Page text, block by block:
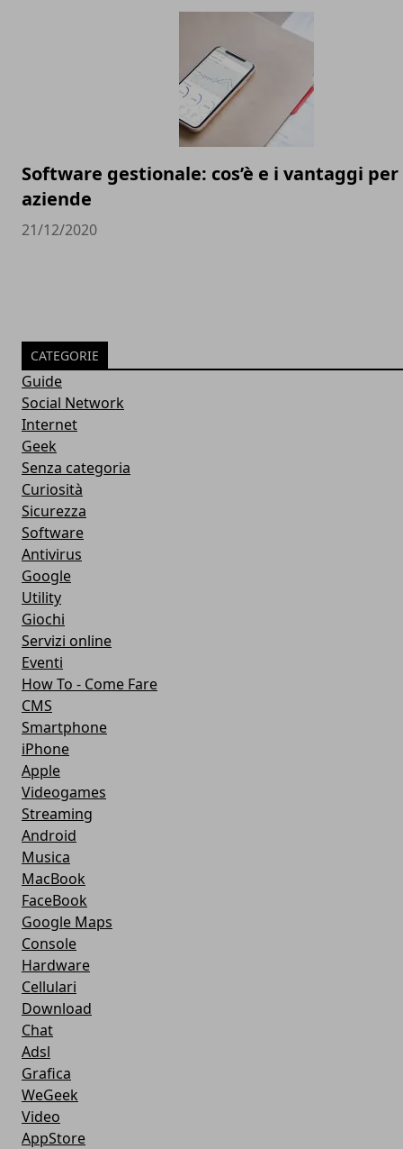
Software gestionale: cos’è e i vantaggi per
aziende
21/12/2020
CATEGORIE
Guide
Social Network
Internet
Geek
Senza categoria
Curiosità
Sicurezza
Software
Antivirus
Google
Utility
Giochi
Servizi online
Eventi
How To - Come Fare
CMS
Smartphone
iPhone
Apple
Videogames
Streaming
Android
Musica
MacBook
FaceBook
Google Maps
Console
Hardware
Cellulari
Download
Chat
Adsl
Grafica
WeGeek
Video
AppStore